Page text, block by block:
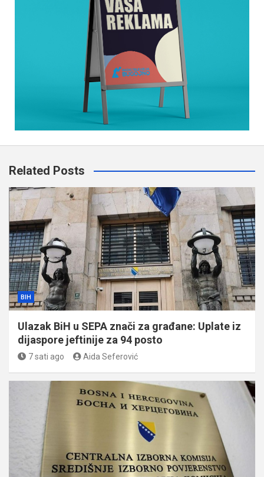
Related Posts
BIH
Ulazak BiH u SEPA znači za građane: Uplate iz
dijaspore jeftinije za 94 posto
7 sati ago Aida Seferović